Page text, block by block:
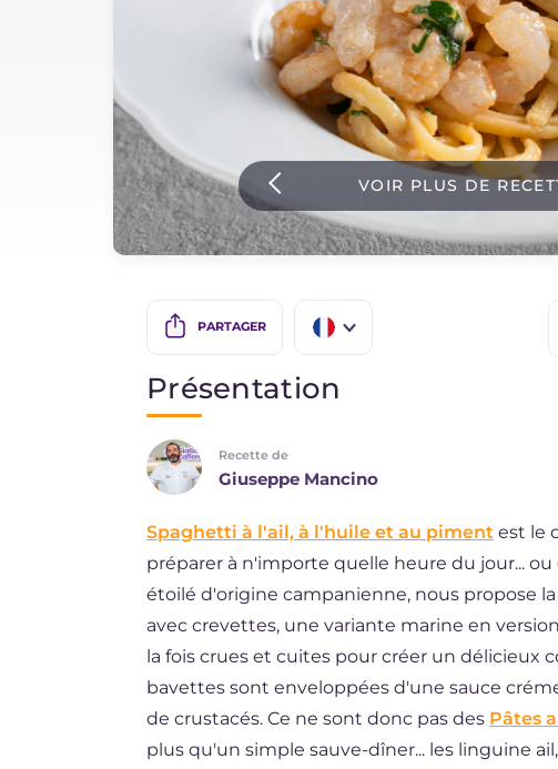
YouTube VOIR PLUS DE
PARTAGER
BR
Présentation
Recette de
Giuseppe Mancino
Spaghetti à l'ail, à l'huile et au piment est le
préparer à n'importe quelle heure du jour...
étoilé d'origine campanienne, nous propose
avec crevettes, une variante marine en
la fois crues et cuites pour créer un délicieux
bavettes sont enveloppées d'une sauce
de crustacés. Ce ne sont donc pas des Pâtes
plus qu'un simple sauve-dîner... les linguine